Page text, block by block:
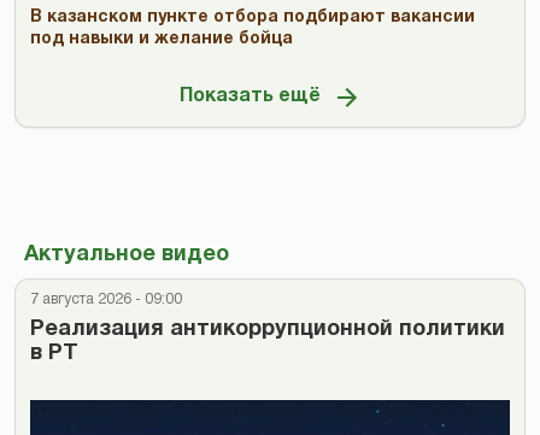
В казанском пункте отбора подбирают вакансии
под навыки и желание бойца
Показать ещё
Актуальное видео
7 августа 2026 - 09:00
Реализация антикоррупционной политики
в РТ